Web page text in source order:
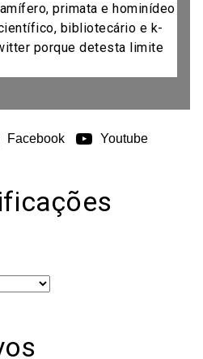
primata e hominídeo
bibliotecário e k-
porque detesta limite
Facebook Youtube